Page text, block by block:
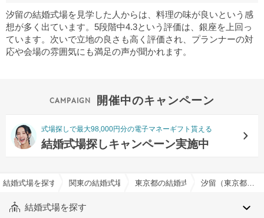
汐留の結婚式場を見学した人からは、料理の味が良いという感
想が多く出ています。5段階中4.3という評価は、銀座を上回っ
ています。次いで立地の良さも高く評価され、プランナーの対
応や会場の雰囲気にも満足の声が聞かれます。
開催中のキャンペーン
式場探しで最大98,000円分の電子マネーギフト貰える
結婚式場探しキャンペーン実施中
結婚式場を探すならハナユメ
関東の結婚式場 東京都の結婚式場 汐留（東京都）でおすすめの結婚式場・挙式会場一覧
結婚式場を探す